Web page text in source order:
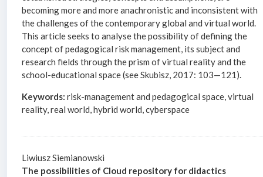
becoming more and more anachronistic and inconsistent with
the challenges of the contemporary global and virtual world.
This article seeks to analyse the possibility of defining the
concept of pedagogical risk management, its subject and
research fields through the prism of virtual reality and the
school-educational space (see Skubisz, 2017: 103—121).
Keywords:risk-management and pedagogical space, virtual
reality, real world, hybrid world, cyberspace
Liwiusz Siemianowski
The possibilities of Cloud repository for didactics